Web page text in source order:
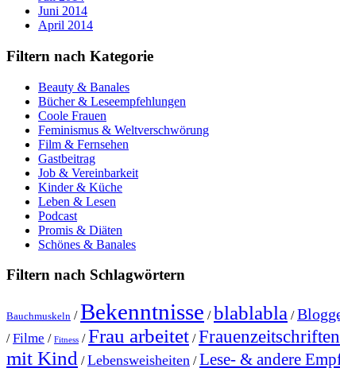
Juni 2014
April 2014
Filtern nach Kategorie
Beauty & Banales
Bücher & Leseempfehlungen
Coole Frauen
Feminismus & Weltverschwörung
Film & Fernsehen
Gastbeitrag
Job & Vereinbarkeit
Kinder & Küche
Leben & Lesen
Podcast
Promis & Diäten
Schönes & Banales
Filtern nach Schlagwörtern
Bauchmuskeln /Bekenntnisse /blablabla /
/Filme / Fitness /Frau arbeitet /Frauenzeitschriften
mit Kind /Lebensweisheiten /Lese- & andere